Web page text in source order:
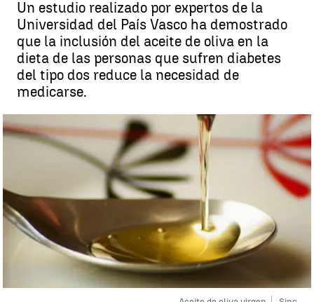
Un estudio realizado por expertos de la
Universidad del País Vasco ha demostrado
que la inclusión del aceite de oliva en la
dieta de las personas que sufren diabetes
del tipo dos reduce la necesidad de
medicarse.